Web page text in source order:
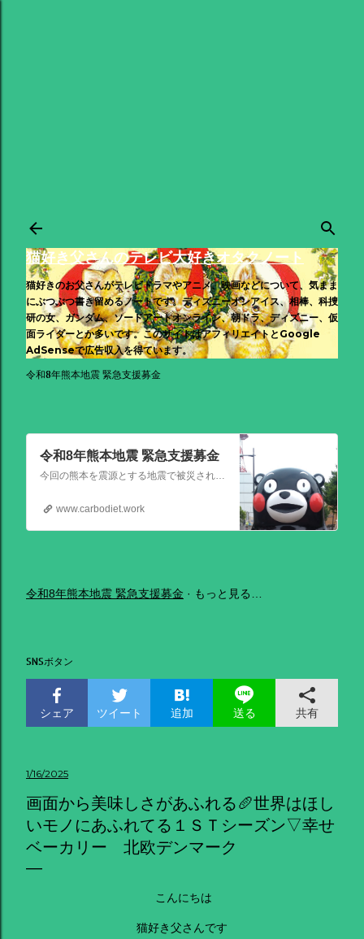
猫好き父さんのテレビ大好きオタクノート
猫好きのお父さんがテレビドラマやアニメ、映画などについて、気まま
にぶつぶつ書き留めるノートです。ディズニーオンアイス、相棒、科捜
研の女、ガンダム、ソードアートオンライン、朝ドラ、ディズニー、仮
面ライダーとか多いです。このサイトはアフィリエイトとGoogle
AdSenseで広告収入を得ています。
令和8年熊本地震 緊急支援募金
令和8年熊本地震 緊急支援募金
今回の熊本を震源とする地震で被災された皆さままだまだ余震も続き大変な時間を過ごされていると思います。心よりお見舞い申し上げます
www.carbodiet.work
令和8年熊本地震 緊急支援募金 もっと見る…
SNSボタン
シェア ツイート 追加 送る 共有
1/16/2025
画面から美味しさがあふれる🥖世界はほし
いモノにあふれてる１ＳＴシーズン▽幸せ
ベーカリー 北欧デンマーク
こんにちは
猫好き父さんです